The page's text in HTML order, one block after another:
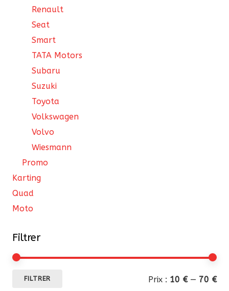
Renault
Seat
Smart
TATA Motors
Subaru
Suzuki
Toyota
Volkswagen
Volvo
Wiesmann
Promo
Karting
Quad
Moto
Filtrer
FILTRER Prix : 10 €— 70 €